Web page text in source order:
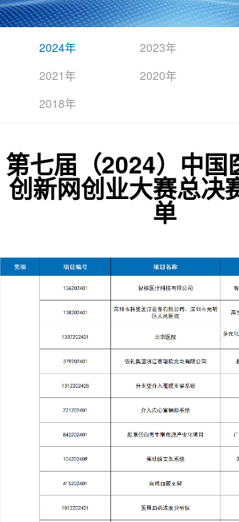
2024年 2023年
2021年
2020年
2018年
第七届（2024）中国
创新网创业大赛总决
单